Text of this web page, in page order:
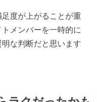
度が上がることが重
メンバーを一時的に
な判断だと思います